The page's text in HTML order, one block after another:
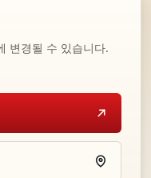
변경될 수 있습니다.